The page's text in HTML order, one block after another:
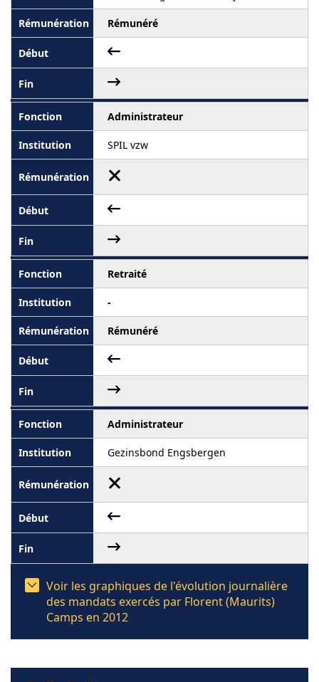
Rémunéré
Administrateur
SPIL vzw
Retraité
-
Rémunéré
Administrateur
Gezinsbond Engsbergen
Voir les graphiques de l'évolution journalière
des mandats exercés par Florent (Maurits)
Camps en 2012